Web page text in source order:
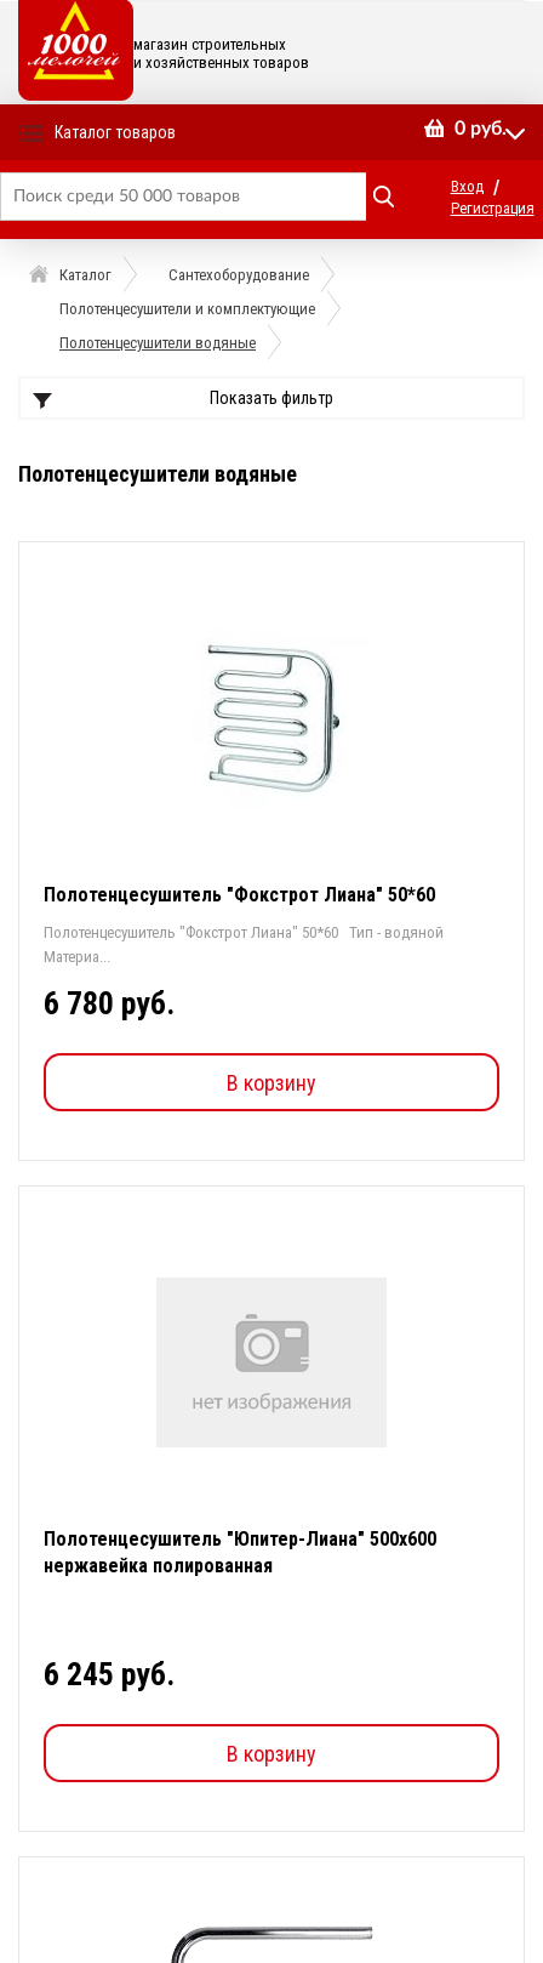
магазин строительных
и хозяйственных товаров
Каталог товаров 0 руб.
Вход /
Регистрация
Каталог
Сантехоборудование
Полотенцесушители и комплектующие
Полотенцесушители водяные
Показать фильтр
Полотенцесушители водяные
Полотенцесушитель "Фокстрот Лиана" 50*60
Полотенцесушитель "Фокстрот Лиана" 50*60 Тип - водяной
Материа...
6 780 руб.
В корзину
Полотенцесушитель "Юпитер-Лиана" 500х600
нержавейка полированная
6 245 руб.
В корзину